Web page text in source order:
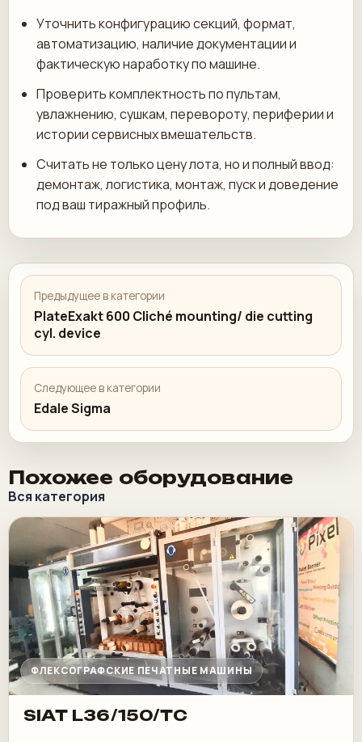
Уточнить конфигурацию секций, формат,
автоматизацию, наличие документации и
фактическую наработку по машине.
Проверить комплектность по пультам,
увлажнению, сушкам, перевороту, периферии и
истории сервисных вмешательств.
Считать не только цену лота, но и полный ввод:
демонтаж, логистика, монтаж, пуск и доведение
под ваш тиражный профиль.
Предыдущее в категории
PlateExakt 600 Cliché mounting/ die cutting
cyl. device
Следующее в категории
Edale Sigma
Похожее оборудование
Вся категория
ФЛЕКСОГРАФСКИЕ ПЕЧАТНЫЕ МАШИНЫ
SIAT L36/150/TC